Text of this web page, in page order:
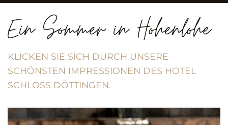
Ein Sommer in Hohenlohe
KLICKEN SIE SICH DURCH UNSERE
SCHÖNSTEN IMPRESSIONEN DES HOTEL
SCHLOSS DÖTTINGEN.